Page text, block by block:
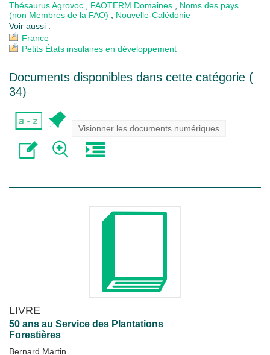
Thésaurus Agrovoc FAOTERM Domaines
Noms des pays
(non Membres de la FAO)
Nouvelle-Calédonie
Voir aussi :
France
Petits États insulaires en développement
Documents disponibles dans cette catégorie (
34)
Visionner les documents numériques
LIVRE
50 ans au Service des Plantations
Forestières
Bernard Martin